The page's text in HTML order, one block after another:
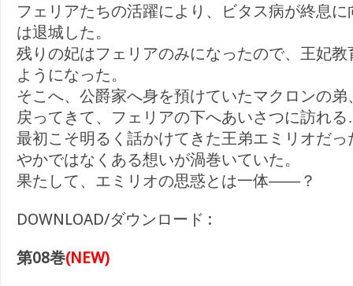
フェリアたちの活躍により、ビタス病が終息
は退城した。
残りの妃はフェリアのみになったので、王妃
ようになった。
そこへ、公爵家へ身を預けていたマクロンの
戻ってきて、フェリアの下へあいさつに訪れ
最初こそ明るく話かけてきた王弟エミリオだ
やかではなくある想いが渦巻いていた。
果たして、エミリオの思惑とは一体――？
DOWNLOAD/ダウンロード :
第08巻(NEW)